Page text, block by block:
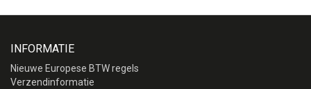
INFORMATIE
Nieuwe Europese BTW regels
Verzendinformatie